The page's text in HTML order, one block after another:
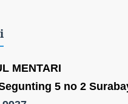
MENTARI
5 no 2